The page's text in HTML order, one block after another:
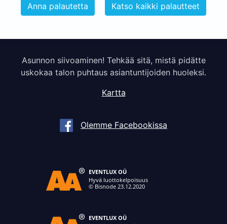
Anna palautetta Katso kaikki palautteet
Asunnon siivoaminen! Tehkää sitä, mistä pidätte
uskokaa talon puhtaus asiantuntijoiden huoleksi.
Kartta
Olemme Facebookissa